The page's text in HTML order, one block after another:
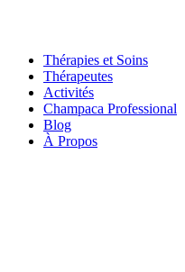
Thérapies et Soins
Thérapeutes
Activités
Champaca Professional
Blog
À Propos